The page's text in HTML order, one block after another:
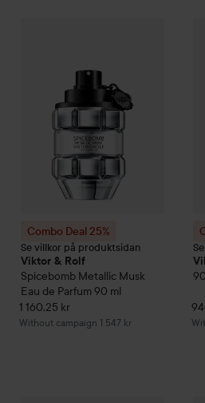
Combo Deal 25%
Se villkor på produktsidan
Viktor & Rolf
Spicebomb Metallic Musk
Eau de Parfum90 ml
1 160,25 kr
Without campaign 1 547 kr